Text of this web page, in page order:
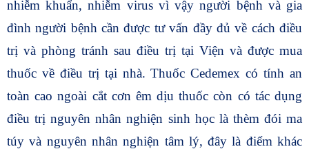
nhiễm khuẩn, nhiễm virus vì vậy người bệnh và gia
đình người bệnh cần được tư vấn đầy đủ về cách điều
trị và phòng tránh sau điều trị tại Viện và được mua
thuốc về điều trị tại nhà. Thuốc Cedemex có tính an
toàn cao ngoài cắt cơn êm dịu thuốc còn có tác dụng
điều trị nguyên nhân nghiện sinh học là thèm đói ma
túy và nguyên nhân nghiện tâm lý, đây là điểm khác